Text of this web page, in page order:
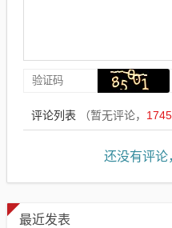
评论列表 （暂无评论，
还没有评论
最近发表